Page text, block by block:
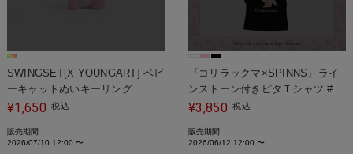
SWINGSET[X YOUNGART] ベビ
ーキャットぬいキーリング
¥1,650 税込
販売期間
2026/07/10 12:00 〜
『コリラックマ×SPINNS』ライ
ンストーン付きピタＴシャツ #姫
ギャル
¥3,850 税込
販売期間
2026/06/12 12:00 〜